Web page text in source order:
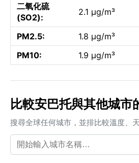
二氧化硫
(SO2):
2.1 µg/m³
PM2.5:
1.8 µg/m³
PM10:
1.9 µg/m³
比較安巴托與其他城市
搜尋全球任何城市，並排比較溫度、